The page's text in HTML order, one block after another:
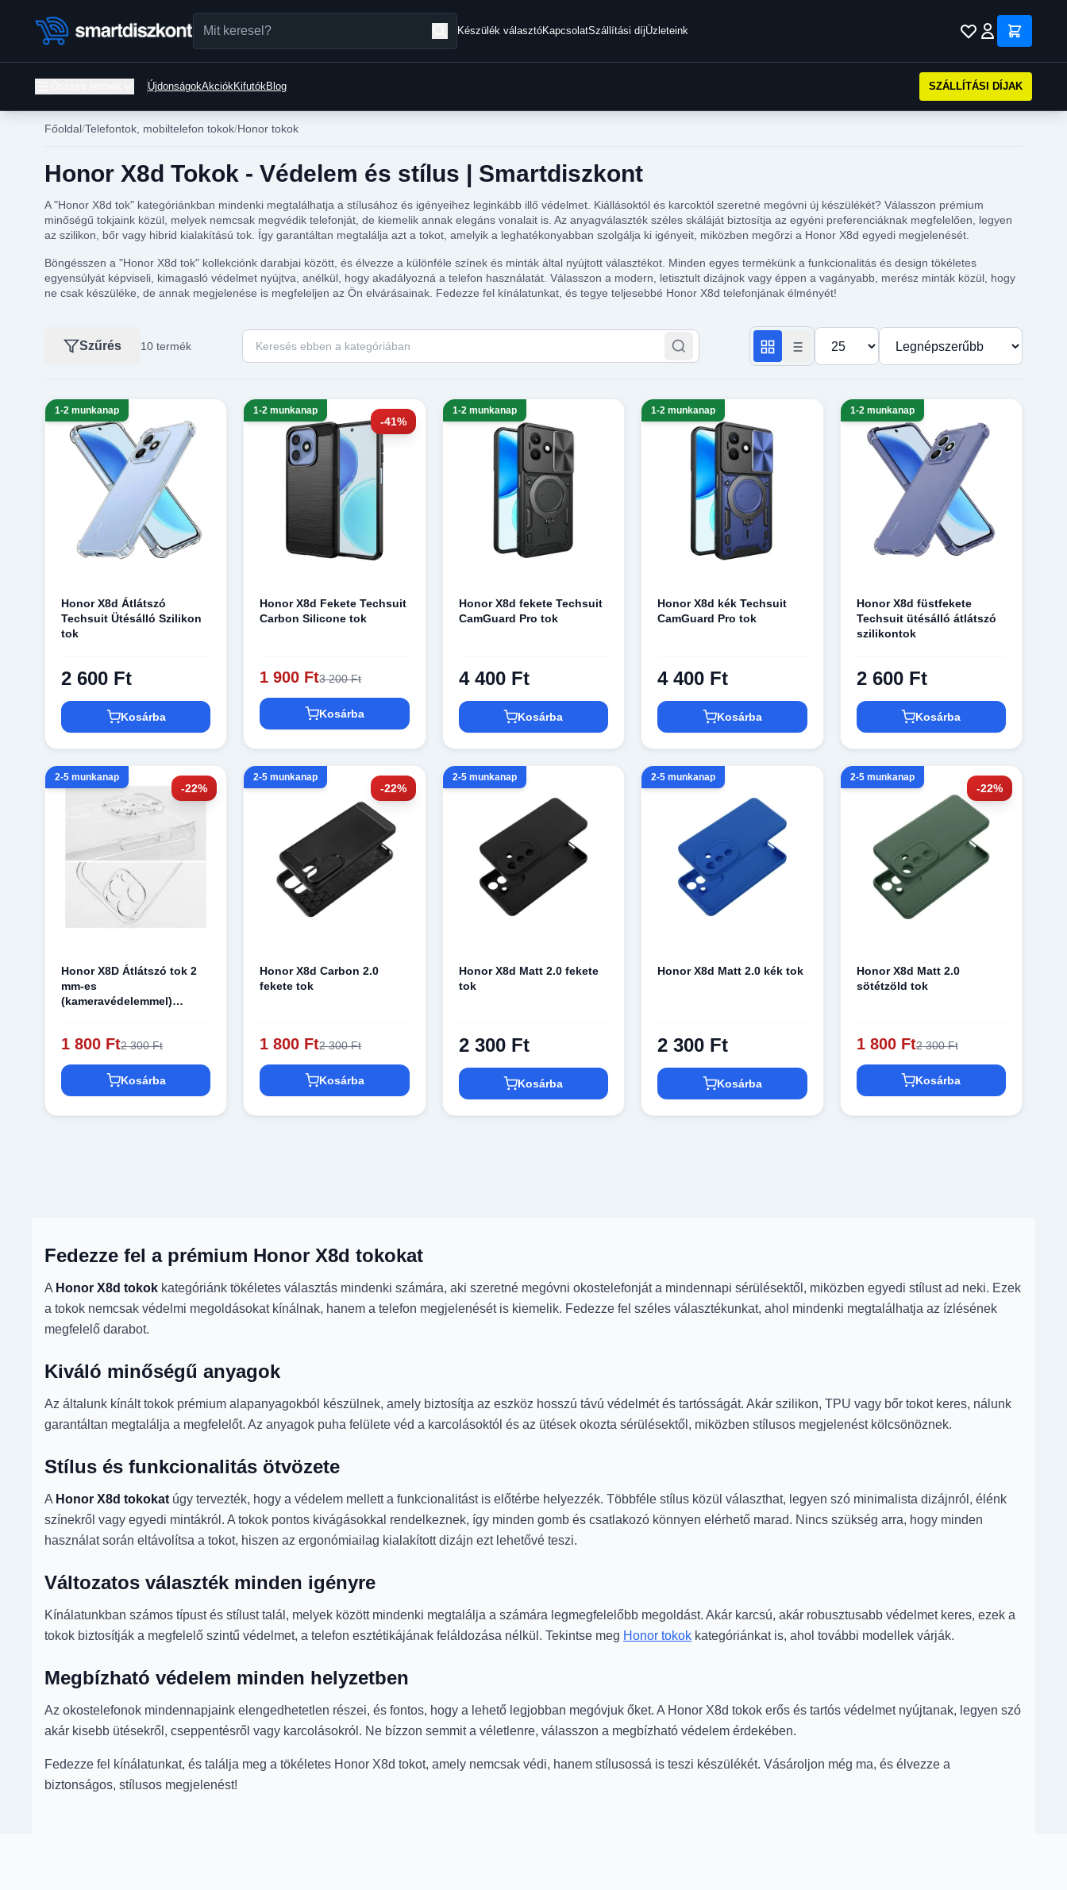
Készülék választóKapcsolatSzállítási díjÜzleteink
ÚjdonságokAkciókKifutókBlog SZÁLLÍTÁSI DÍJAK
Főoldal Telefontok, mobiltelefon tokok Honor tokok
Honor X8d Tokok - Védelem és stílus | Smartdiszkont
A "Honor X8d tok" kategóriánkban mindenki megtalálhatja a stílusához és igényeihez leginkább illő védelmet. Kiállásoktól és karcoktól szeretné megóvni új készülékét? Válasszon prémium
minőségű tokjaink közül, melyek nemcsak megvédik telefonját, de kiemelik annak elegáns vonalait is. Az anyagválaszték széles skáláját biztosítja az egyéni preferenciáknak megfelelően, legyen
az szilikon, bőr vagy hibrid kialakítású tok. Így garantáltan megtalálja azt a tokot, amelyik a leghatékonyabban szolgálja ki igényeit, miközben megőrzi a Honor X8d egyedi megjelenését.
Böngésszen a "Honor X8d tok" kollekciónk darabjai között, és élvezze a különféle színek és minták által nyújtott választékot. Minden egyes termékünk a funkcionalitás és design tökéletes
egyensúlyát képviseli, kimagasló védelmet nyújtva, anélkül, hogy akadályozná a telefon használatát. Válasszon a modern, letisztult dizájnok vagy éppen a vagányabb, merész minták közül, hogy
ne csak készüléke, de annak megjelenése is megfeleljen az Ön elvárásainak. Fedezze fel kínálatunkat, és tegye teljesebbé Honor X8d telefonjának élményét!
Szűrés 10 termék
Keresés ebben a kategóriában Termékek száma oldalanként
Rendezés
1-2 munkanap
Honor X8d Átlátszó
Techsuit Ütésálló Szilikon
tok
2 600 Ft
Kosárba
-41%
1-2 munkanap
Honor X8d Fekete Techsuit
Carbon Silicone tok
1 900 Ft3 200 Ft
Kosárba
1-2 munkanap
Honor X8d fekete Techsuit
CamGuard Pro tok
4 400 Ft
Kosárba
1-2 munkanap
Honor X8d kék Techsuit
CamGuard Pro tok
4 400 Ft
Kosárba
1-2 munkanap
Honor X8d füstfekete
Techsuit ütésálló átlátszó
szilikontok
2 600 Ft
Kosárba
-22%
2-5 munkanap
Honor X8D Átlátszó tok 2
mm-es
(kameravédelemmel)
1 800 Ft2 300 Ft
Kosárba
-22%
2-5 munkanap
Honor X8d Carbon 2.0
fekete tok
1 800 Ft2 300 Ft
Kosárba
2-5 munkanap
Honor X8d Matt 2.0 fekete
tok
2 300 Ft
Kosárba
2-5 munkanap
Honor X8d Matt 2.0 kék tok
2 300 Ft
Kosárba
-22%
2-5 munkanap
Honor X8d Matt 2.0
sötétzöld tok
1 800 Ft2 300 Ft
Kosárba
Fedezze fel a prémium Honor X8d tokokat
A Honor X8d tokok kategóriánk tökéletes választás mindenki számára, aki szeretné megóvni okostelefonját a mindennapi sérülésektől, miközben egyedi stílust ad neki. Ezek
a tokok nemcsak védelmi megoldásokat kínálnak, hanem a telefon megjelenését is kiemelik. Fedezze fel széles választékunkat, ahol mindenki megtalálhatja az ízlésének
megfelelő darabot.
Kiváló minőségű anyagok
Az általunk kínált tokok prémium alapanyagokból készülnek, amely biztosítja az eszköz hosszú távú védelmét és tartósságát. Akár szilikon, TPU vagy bőr tokot keres, nálunk
garantáltan megtalálja a megfelelőt. Az anyagok puha felülete véd a karcolásoktól és az ütések okozta sérülésektől, miközben stílusos megjelenést kölcsönöznek.
Stílus és funkcionalitás ötvözete
A Honor X8d tokokat úgy tervezték, hogy a védelem mellett a funkcionalitást is előtérbe helyezzék. Többféle stílus közül választhat, legyen szó minimalista dizájnról, élénk
színekről vagy egyedi mintákról. A tokok pontos kivágásokkal rendelkeznek, így minden gomb és csatlakozó könnyen elérhető marad. Nincs szükség arra, hogy minden
használat során eltávolítsa a tokot, hiszen az ergonómiailag kialakított dizájn ezt lehetővé teszi.
Változatos választék minden igényre
Kínálatunkban számos típust és stílust talál, melyek között mindenki megtalálja a számára legmegfelelőbb megoldást. Akár karcsú, akár robusztusabb védelmet keres, ezek a
tokok biztosítják a megfelelő szintű védelmet, a telefon esztétikájának feláldozása nélkül. Tekintse meg Honor tokok kategóriánkat is, ahol további modellek várják.
Megbízható védelem minden helyzetben
Az okostelefonok mindennapjaink elengedhetetlen részei, és fontos, hogy a lehető legjobban megóvjuk őket. A Honor X8d tokok erős és tartós védelmet nyújtanak, legyen szó
akár kisebb ütésekről, cseppentésről vagy karcolásokról. Ne bízzon semmit a véletlenre, válasszon a megbízható védelem érdekében.
Fedezze fel kínálatunkat, és találja meg a tökéletes Honor X8d tokot, amely nemcsak védi, hanem stílusossá is teszi készülékét. Vásároljon még ma, és élvezze a
biztonságos, stílusos megjelenést!